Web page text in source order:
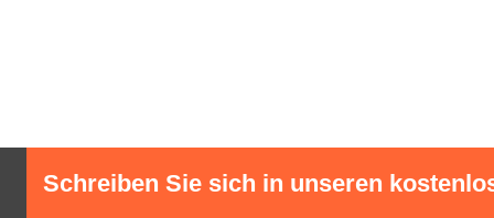
Schreiben Sie sich in unseren